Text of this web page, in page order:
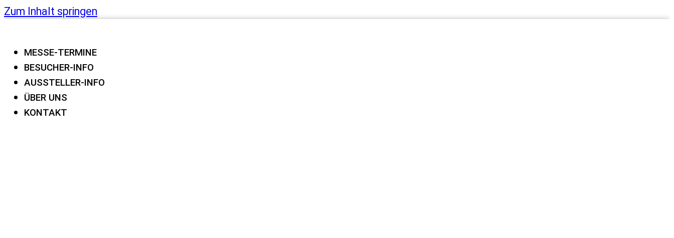
Zum Inhalt springen
MESSE-TERMINE
BESUCHER-INFO
AUSSTELLER-INFO
ÜBER UNS
KONTAKT